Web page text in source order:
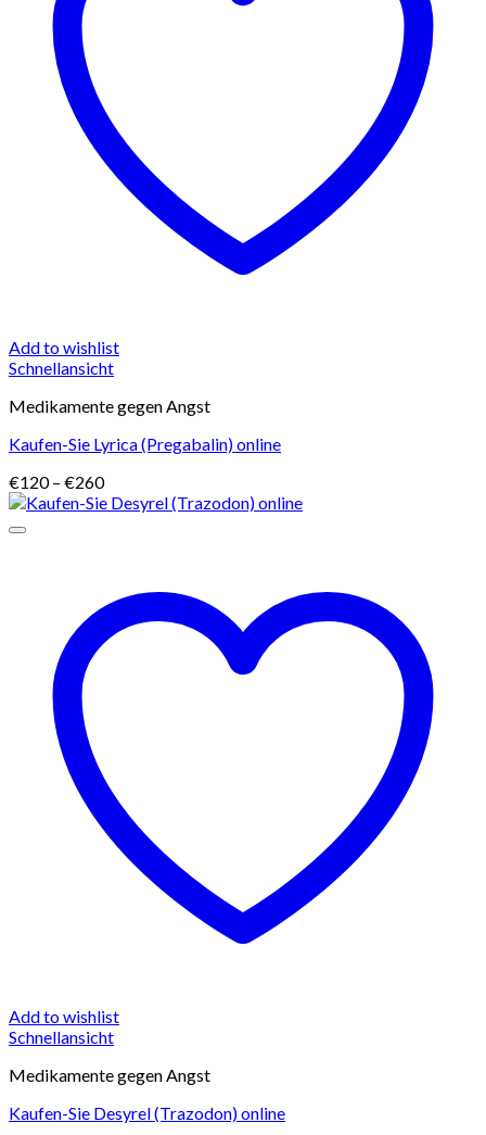
Add to wishlist
Schnellansicht
Medikamente gegen Angst
Kaufen-Sie Lyrica (Pregabalin) online
€120 – €260Preisspanne:
€120
Add to wishlist
Schnellansicht
Medikamente gegen Angst
Kaufen-Sie Desyrel (Trazodon) online